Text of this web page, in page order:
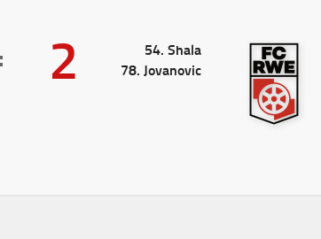
: 2
54. Shala
78. Jovanovic